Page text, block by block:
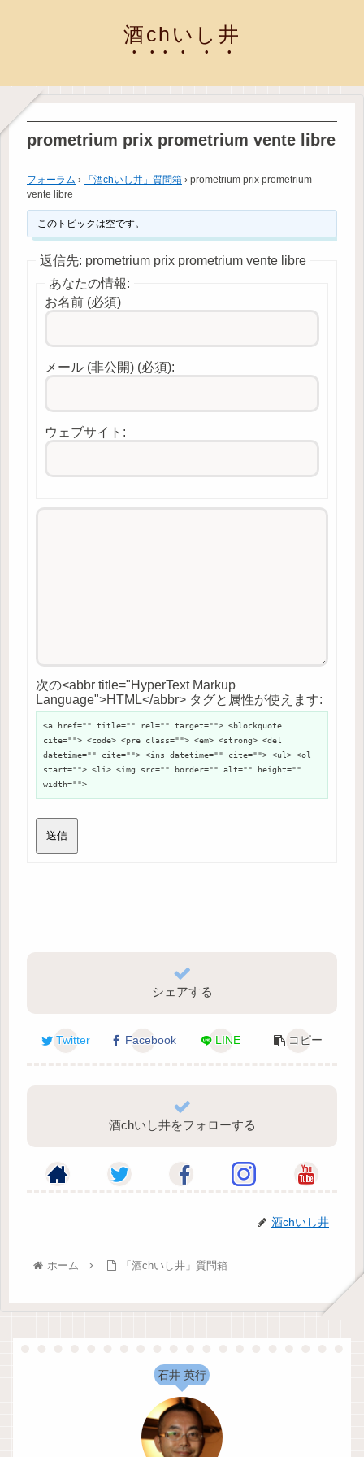
酒chいし井
prometrium prix prometrium vente libre
フォーラム › 「酒chいし井」質問箱 › prometrium prix prometrium
vente libre
このトピックは空です。
返信先: prometrium prix prometrium vente libre
あなたの情報:
お名前 (必須)
メール (非公開) (必須):
ウェブサイト:
次の<abbr title="HyperText Markup
Language">HTML</abbr> タグと属性が使えます:
<a href="" title="" rel="" target=""> <blockquote
cite=""> <code> <pre class=""> <em> <strong> <del
datetime="" cite=""> <ins datetime="" cite=""> <ul> <ol
start=""> <li> <img src="" border="" alt="" height=""
width="">
送信
シェアする
Twitter Facebook LINE コピー
酒chいし井をフォローする
酒chいし井
ホーム 「酒chいし井」質問箱
石井 英行